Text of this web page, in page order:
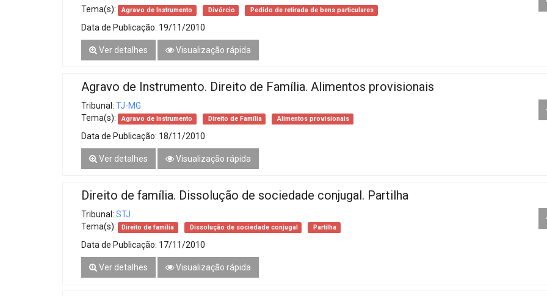
Encontre um Escritório
Tema(s):
Agravo de Instrumento Divórcio Pedido de retirada de bens particulares
Data de Publicação: 19/11/2010
Ver detalhes Visualização rápida
Agravo de Instrumento. Direito de Família. Alimentos provisionais
Tribunal: TJ-MG
Tema(s):
Agravo de Instrumento Direito de Família Alimentos provisionais
Data de Publicação: 18/11/2010
Ver detalhes Visualização rápida
Direito de família. Dissolução de sociedade conjugal. Partilha
Tribunal: STJ
Tema(s):
Direito de família Dissolução de sociedade conjugal Partilha
Data de Publicação: 17/11/2010
Ver detalhes Visualização rápida